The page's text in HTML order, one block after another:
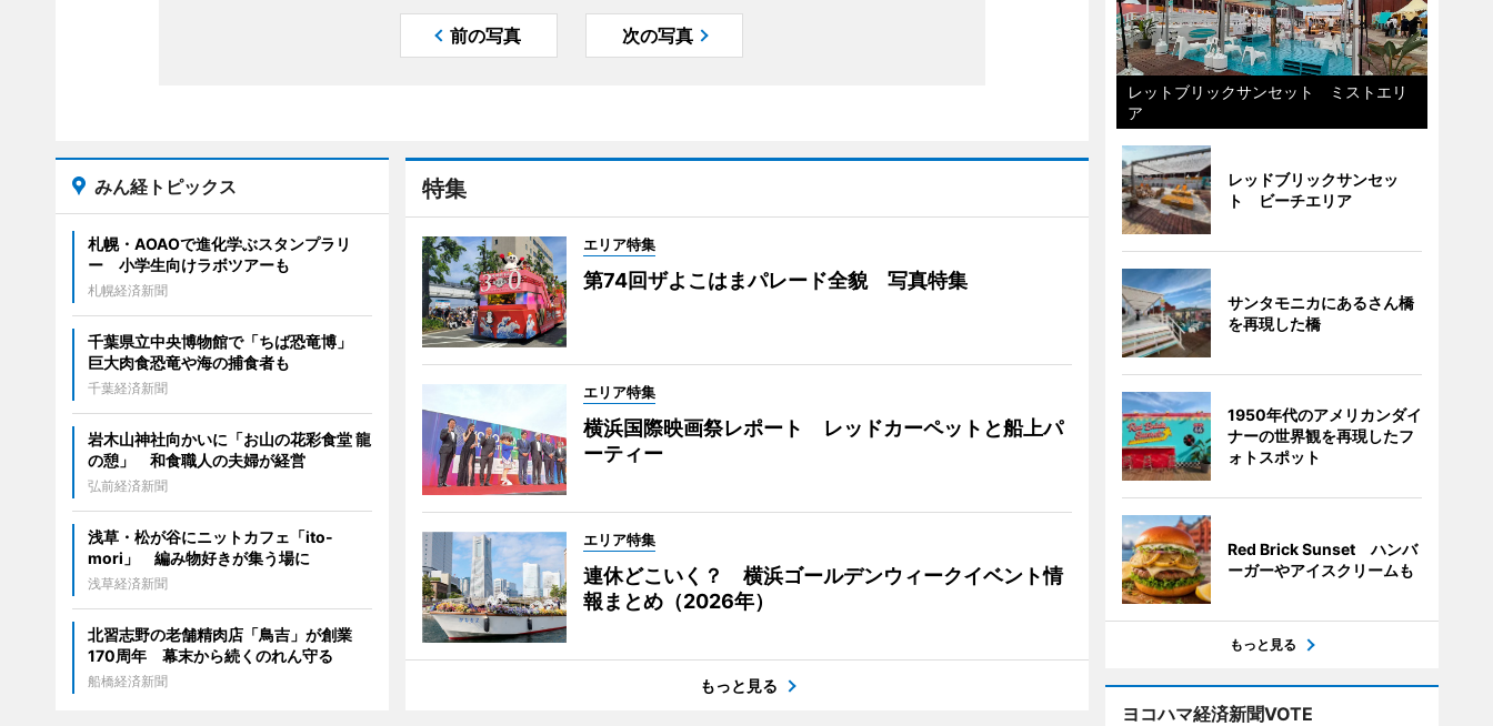
前の写真 次の写真
特集
エリア特集
第74回ザよこはまパレード全貌 写真特集
エリア特集
横浜国際映画祭レポート レッドカーペットと船上パ
ーティー
エリア特集
連休どこいく？ 横浜ゴールデンウィークイベント情
報まとめ（2026年）
もっと見る
みん経トピックス
札幌・AOAOで進化学ぶスタンプラリ
ー 小学生向けラボツアーも
札幌経済新聞
千葉県立中央博物館で「ちば恐竜博」
巨大肉食恐竜や海の捕食者も
千葉経済新聞
岩木山神社向かいに「お山の花彩食堂 龍
の憩」 和食職人の夫婦が経営
弘前経済新聞
浅草・松が谷にニットカフェ「ito-
mori」 編み物好きが集う場に
浅草経済新聞
北習志野の老舗精肉店「鳥吉」が創業
170周年 幕末から続くのれん守る
船橋経済新聞
レットブリックサンセット ミストエリ
ア
レッドブリックサンセッ
ト ビーチエリア
サンタモニカにあるさん橋
を再現した橋
1950年代のアメリカンダイ
ナーの世界観を再現したフ
ォトスポット
Red Brick Sunset ハンバ
ーガーやアイスクリームも
もっと見る
ヨコハマ経済新聞VOTE